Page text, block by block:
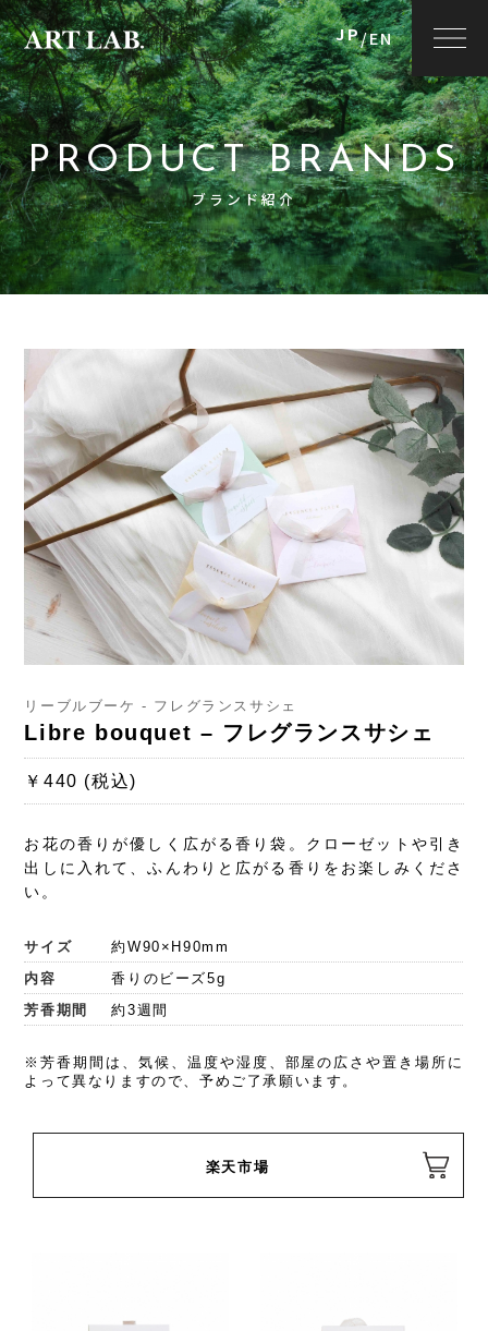
JP/EN
PRODUCT BRANDS
ブランド紹介
リーブルブーケ - フレグランスサシェ
Libre bouquet – フレグランスサシェ
￥440 (税込)
お花の香りが優しく広がる香り袋。クローゼットや引き
出しに入れて、ふんわりと広がる香りをお楽しみくださ
い。
サイズ
約W90×H90mm
内容
香りのビーズ5g
芳香期間
約3週間
※芳香期間は、気候、温度や湿度、部屋の広さや置き場所に
よって異なりますので、予めご了承願います。
楽天市場